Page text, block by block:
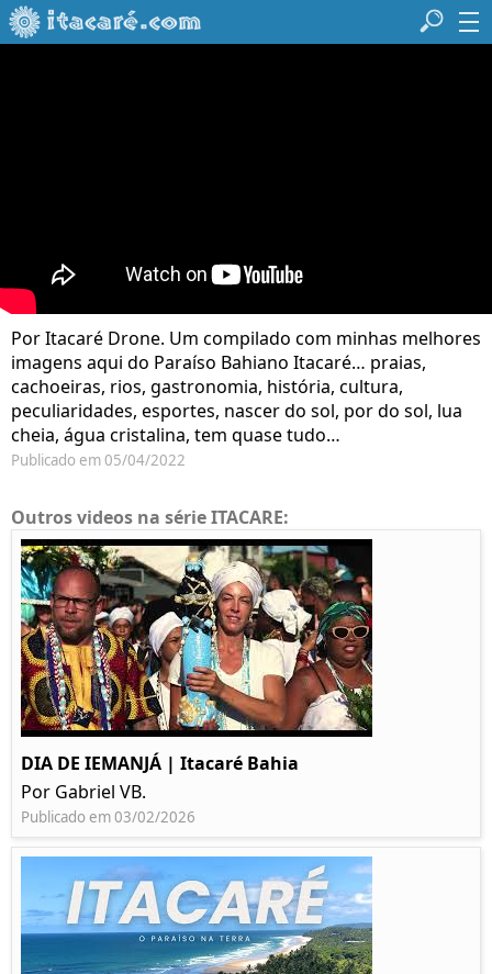
Por Itacaré Drone. Um compilado com minhas melhores
imagens aqui do Paraíso Bahiano Itacaré… praias,
cachoeiras, rios, gastronomia, história, cultura,
peculiaridades, esportes, nascer do sol, por do sol, lua
cheia, água cristalina, tem quase tudo…
Publicado em 05/04/2022
Outros videos na série ITACARE:
DIA DE IEMANJÁ | Itacaré Bahia
Por Gabriel VB.
Publicado em 03/02/2026